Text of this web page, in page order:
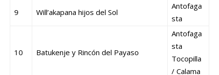
9 Will’akapana hijos del Sol
Antofaga
sta
10 Batukenje y Rincón del Payaso
Antofaga
sta
Tocopilla
/ Calama